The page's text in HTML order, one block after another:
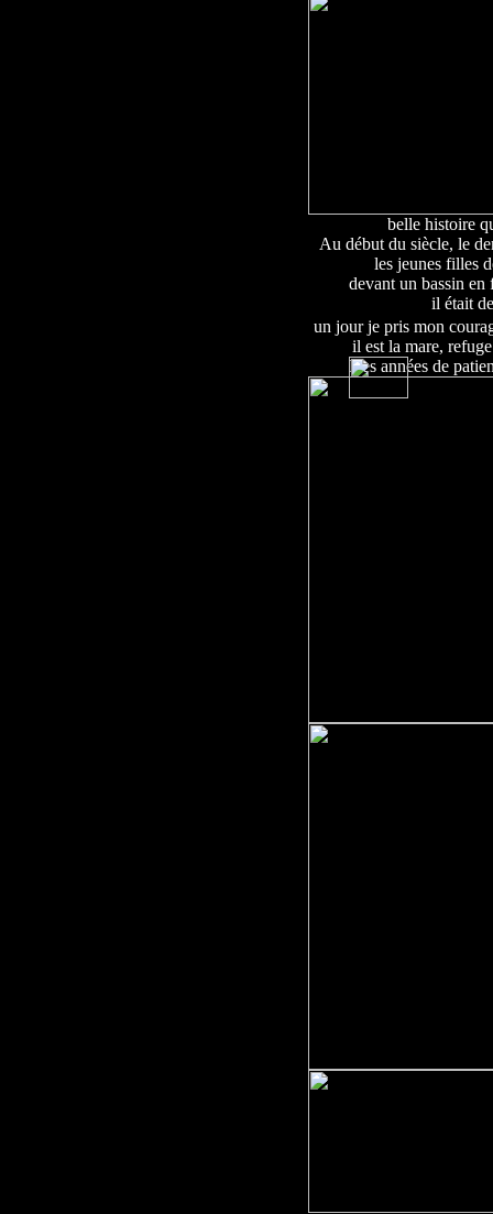
belle histoire
Au début du siècle, le
les jeunes filles
devant un bassin
il était
un jour je pris mon
il est la mare,
Des années de